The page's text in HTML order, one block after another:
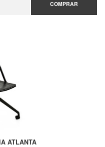
COMPRAR
ATLANTA